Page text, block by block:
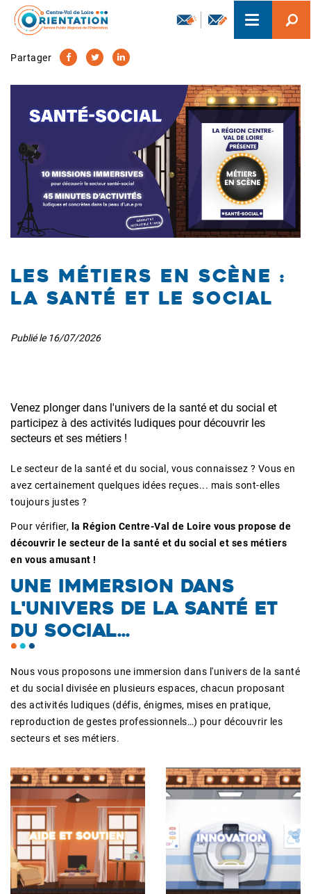
Aller
contenu
principal
Toggle
navigation
Partager
Les métiers en scène :
la santé et le social
Publié le 16/07/2026
Venez plonger dans l'univers de la santé et du social et
participez à des activités ludiques pour découvrir les
secteurs et ses métiers !
Le secteur de la santé et du social, vous connaissez ? Vous en
avez certainement quelques idées reçues... mais sont-elles
toujours justes ?
Pour vérifier, la Région Centre-Val de Loire vous propose de
découvrir le secteur de la santé et du social et ses métiers
en vous amusant !
UNE IMMERSION DANS
L'UNIVERS DE LA SANTÉ ET
DU SOCIAL...
Nous vous proposons une immersion dans l'univers de la santé
et du social divisée en plusieurs espaces, chacun proposant
des activités ludiques (défis, énigmes, mises en pratique,
reproduction de gestes professionnels…) pour découvrir les
secteurs et ses métiers.